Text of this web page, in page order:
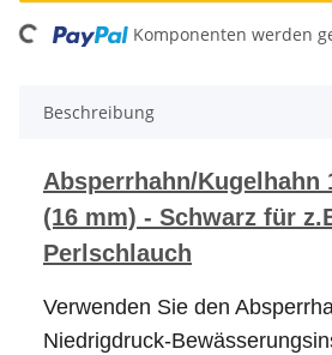
Komponenten werden
Beschreibung
Absperrhahn/Kugelhahn
(16 mm) - Schwarz für
Perlschlauch
Verwenden Sie den
Niedrigdruck-